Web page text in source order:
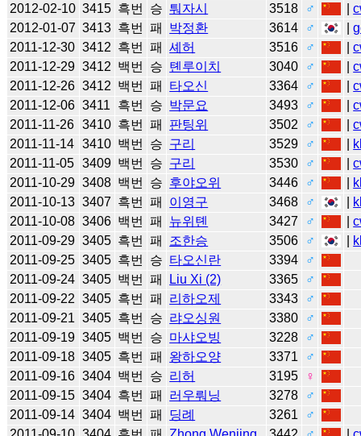
2012-02-10 3415 흑번 승 퉈자시 3518 ♂ |
2012-01-07 3413 흑번 패 박정환 3614 ♂ |
2011-12-30 3412 흑번 패 셰허 3516 ♂ |
2011-12-29 3412 백번 승 톈루이치 3040 ♂ |
2011-12-26 3412 백번 패 타오신 3364 ♂ |
2011-12-06 3411 흑번 승 박문요 3493 ♂ |
2011-11-26 3410 흑번 패 판팅위 3502 ♂ |
2011-11-14 3410 백번 승 구리 3529 ♂
2011-11-05 3409 백번 승 구리 3530 ♂ |
2011-10-29 3408 백번 승 후야오위 3446 ♂
2011-10-13 3407 흑번 패 이영구 3468 ♂
2011-10-08 3406 백번 패 뉴위톈 3427 ♂ |
2011-09-29 3405 흑번 패 조한승 3506 ♂
2011-09-25 3405 흑번 승 타오신란 3394
♂
2011-09-24 3405 백번 패 Liu Xi (2) 3365
♂
2011-09-22 3405 흑번 패 리하오제 3343
♂
2011-09-21 3405 흑번 승 랴오싱원 3380
♂
2011-09-19 3405 백번 승 마샤오빙 3228
♂
2011-09-18 3405 흑번 패 왕하오양 3371
♂
2011-09-16 3404 백번 승 리허 3195
♀
2011-09-15 3404 흑번 패 러우뤄닝 3278
♂
2011-09-14 3404 백번 패 딩례 3261
♂